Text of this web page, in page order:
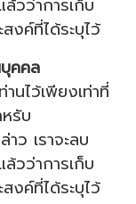
วว่าการเก็บ
งค์ที่ได้ระบุไว้
คคล
นไว้เพียงเท่าที่
รับ
ว เราจะลบ
วว่าการเก็บ
งค์ที่ได้ระบุไว้